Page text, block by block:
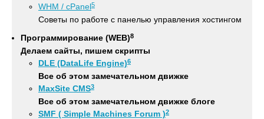
WHM / cPanel5
Советы по работе с панелью управления хостингом
Программирование (WEB)8
Делаем сайты, пишем скрипты
DLE (DataLife Engine)6
Все об этом замечательном движке
MaxSite CMS3
Все об этом замечательном движке блоге
SMF ( Simple Machines Forum )2